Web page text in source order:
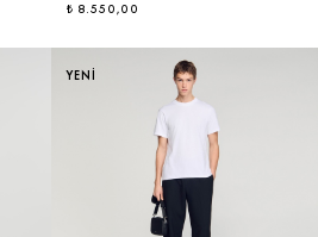
₺ 8.550,00
YENİ